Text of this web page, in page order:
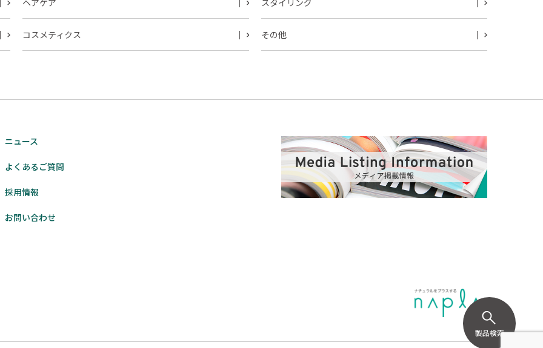
ヘアケア スタイリング
コスメティクス その他
ニュース
よくあるご質問
採用情報
お問い合わせ